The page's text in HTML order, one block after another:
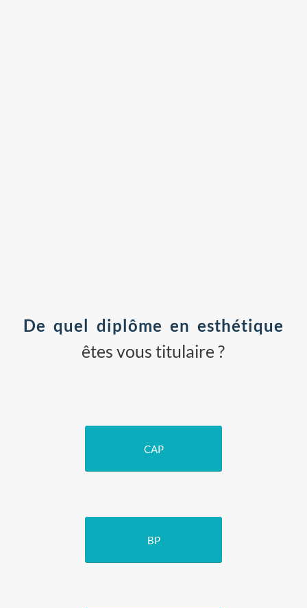
De quel diplôme en esthétique
êtes vous titulaire ?
CAP
BP